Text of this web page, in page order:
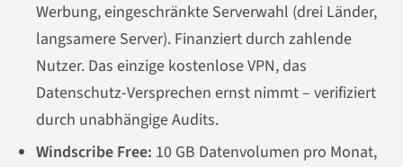
Werbung, eingeschränkte Serverwahl (drei Länder,
langsamere Server). Finanziert durch zahlende
Nutzer. Das einzige kostenlose VPN, das
Datenschutz-Versprechen ernst nimmt – verifiziert
durch unabhängige Audits.
Windscribe Free: 10 GB Datenvolumen pro Monat,